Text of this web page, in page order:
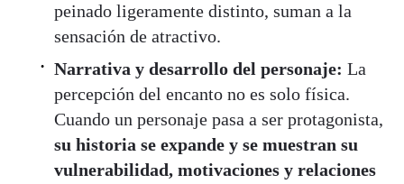
peinado ligeramente distinto, suman a la
sensación de atractivo.
Narrativa y desarrollo del personaje: La
percepción del encanto no es solo física.
Cuando un personaje pasa a ser protagonista,
su historia se expande y se muestran su
vulnerabilidad, motivaciones y relaciones